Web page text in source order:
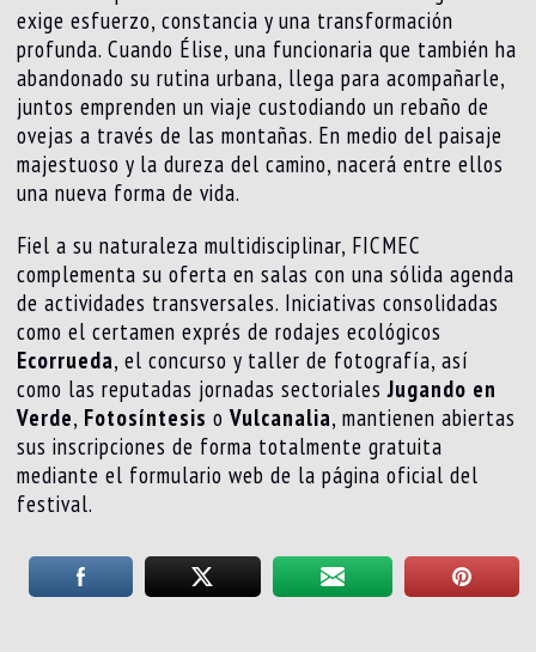
exige esfuerzo, constancia y una transformación
profunda. Cuando Élise, una funcionaria que también ha
abandonado su rutina urbana, llega para acompañarle,
juntos emprenden un viaje custodiando un rebaño de
ovejas a través de las montañas. En medio del paisaje
majestuoso y la dureza del camino, nacerá entre ellos
una nueva forma de vida.
Fiel a su naturaleza multidisciplinar, FICMEC
complementa su oferta en salas con una sólida agenda
de actividades transversales. Iniciativas consolidadas
como el certamen exprés de rodajes ecológicos
Ecorrueda, el concurso y taller de fotografía, así
como las reputadas jornadas sectorialesJugando en
Verde, Fotosíntesis oVulcanalia, mantienen abiertas
sus inscripciones de forma totalmente gratuita
mediante el formulario web de la página oficial del
festival.